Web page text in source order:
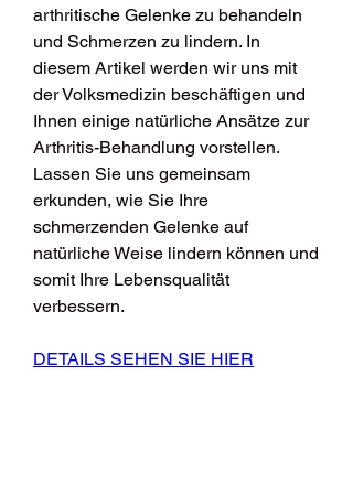
arthritische Gelenke zu behandeln
und Schmerzen zu lindern. In
diesem Artikel werden wir uns mit
der Volksmedizin beschäftigen und
Ihnen einige natürliche Ansätze zur
Arthritis-Behandlung vorstellen.
Lassen Sie uns gemeinsam
erkunden, wie Sie Ihre
schmerzenden Gelenke auf
natürliche Weise lindern können und
somit Ihre Lebensqualität
verbessern.
DETAILS SEHEN SIE HIER